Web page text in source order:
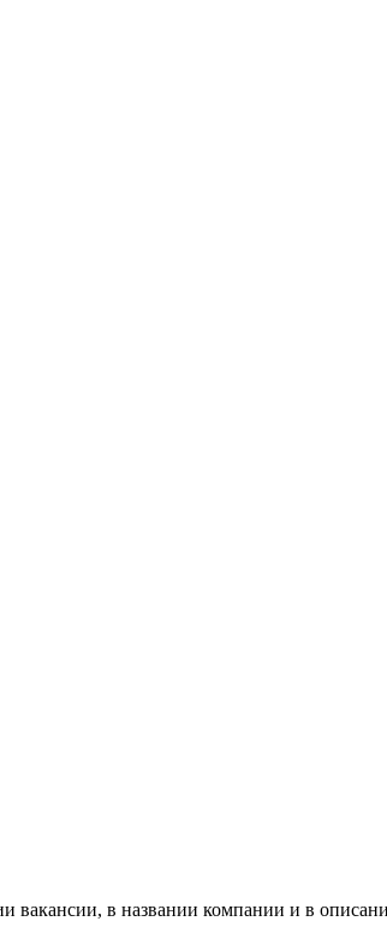
вакансии, в названии компании и в